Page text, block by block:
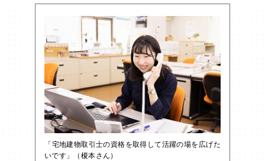
「宅地建物取引士の資格を取得して活躍の場を広げた
いです」（榎本さん）